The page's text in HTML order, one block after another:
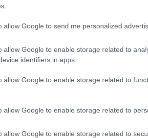
allow Google to send me personalized
allow Google to enable storage related to
identifiers in apps.
allow Google to enable storage related to
allow Google to enable storage related to
allow Google to enable storage related to
akinek több
kellett volna
A Hondánál
Aston Martinnal
erről, ami ugyancsak
akik tényleg a világ